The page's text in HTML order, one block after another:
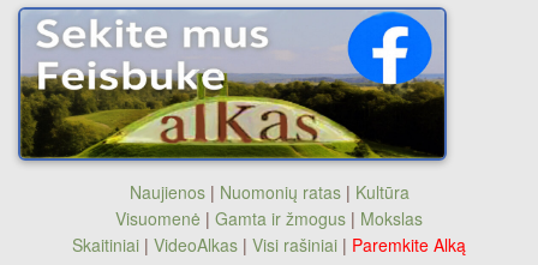
Naujienos| Nuomonių ratas| Kultūra
Visuomenė | Gamta ir žmogus | Mokslas
Skaitiniai | VideoAlkas | Visi rašiniai | Paremkite Alką